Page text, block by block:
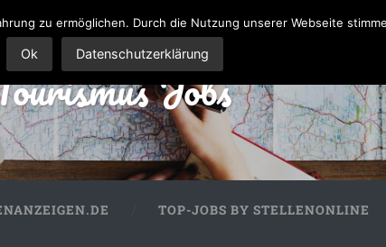
Jobs
TOP-JOBS BY STELLENONLINE
zu ermöglichen. Durch die Nutzung unserer Webseite
Ok Datenschutzerklärung